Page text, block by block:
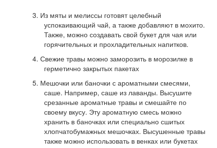
3. Из мяты и мелиссы готовят целебный
успокаивающий чай, а также добавляют в мохито.
Также, можно создавать свой букет для чая или
горячительных и прохладительных напитков.
4. Свежие травы можно заморозить в морозилке в
герметично закрытых пакетах
5. Мешочки или баночки с ароматными смесями,
саше. Например, саше из лаванды. Высушите
срезанные ароматные травы и смешайте по
своему вкусу. Эту ароматную смесь можно
хранить в баночках или специально сшитых
хлопчатобумажных мешочках. Высушенные травы
также можно использовать в венках или букетах